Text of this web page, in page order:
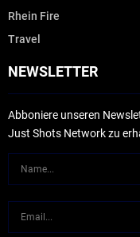
Rhein Fire
Travel
NEWSLETTER
Abboniere unseren
Just Shots Network zu